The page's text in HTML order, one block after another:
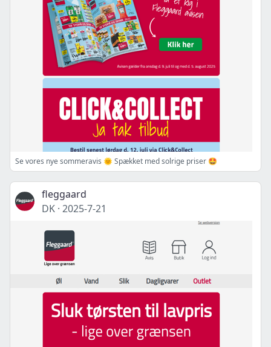
Se vores nye sommeravis 🌞 Spækket med solrige priser 🤩
fleggaard
DK · 2025-7-21